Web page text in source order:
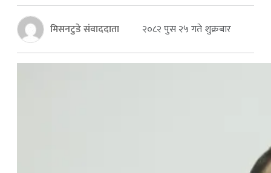
मिसनटुडे संवाददाता २०८२ पुस २५ गते शुक्रबार